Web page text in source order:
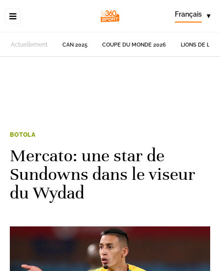
Français ▾
Actuellement CAN 2025 COUPE DU MONDE 2026 LIONS DE
BOTOLA
Mercato: une star de
Sundowns dans le viseur
du Wydad